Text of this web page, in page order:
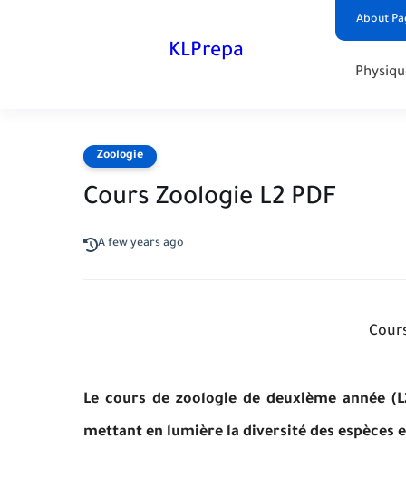
About
KLPrepa
Zoologie
Cours Zoologie L2 PDF
A few years ago
Le cours de zoologie de deuxième année
mettant en lumière la diversité des